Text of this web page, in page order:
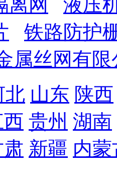
离网
液压
铁路防护
属丝网有限
北 山东 陕西
贵州 湖南
新疆 内蒙